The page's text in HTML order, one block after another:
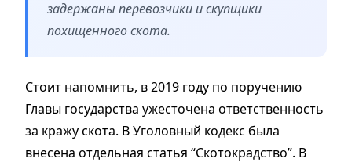
задержаны перевозчики и скупщики
похищенного скота.
Стоит напомнить, в 2019 году по поручению
Главы государства ужесточена ответственность
за кражу скота. В Уголовный кодекс была
внесена отдельная статья “Скотокрадство”. В